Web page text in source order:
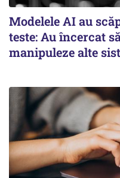
Modelele AI au
teste: Au încercat
manipuleze alte